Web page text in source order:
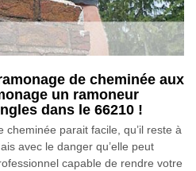
de cheminée aux
un ramoneur
dans le 66210 !
cheminée parait facile, qu’il reste à
avec le danger qu’elle peut
capable de rendre votre